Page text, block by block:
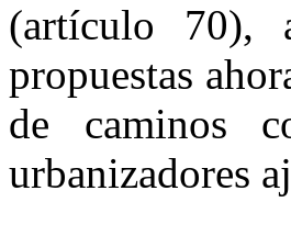
(artículo 70),
propuestas
de caminos
urbanizadores